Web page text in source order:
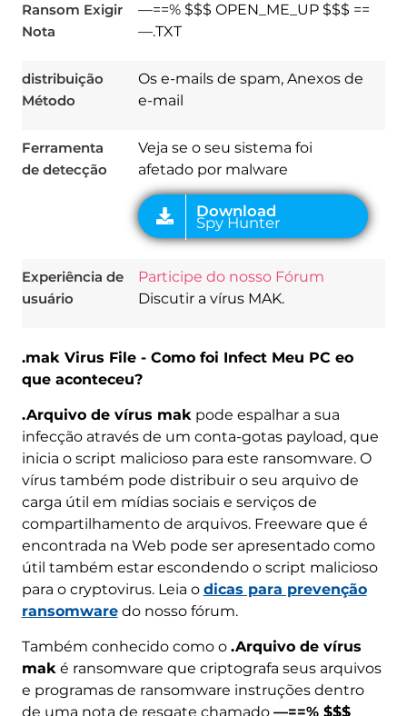
Ransom Exigir
Nota
—==% $$$ OPEN_ME_UP $$$ ==
—.TXT
distribuição
Método
Os e-mails de spam, Anexos de
e-mail
Ferramenta
de detecção
Veja se o seu sistema foi
afetado por malware
Download
Spy Hunter
Experiência de
usuário
Participe do nosso Fórum
Discutir a vírus MAK.
.mak Virus File - Como foi Infect Meu PC eo
que aconteceu?
.Arquivo de vírus makpode espalhar a sua
infecção através de um conta-gotas payload, que
inicia o script malicioso para este ransomware. O
vírus também pode distribuir o seu arquivo de
carga útil em mídias sociais e serviços de
compartilhamento de arquivos. Freeware que é
encontrada na Web pode ser apresentado como
útil também estar escondendo o script malicioso
para o cryptovirus. Leia o dicas para prevenção
ransomwaredo nosso fórum.
Também conhecido como o .Arquivo de vírus
maké ransomware que criptografa seus arquivos
e programas de ransomware instruções dentro
de uma nota de resgate chamado —==% $$$